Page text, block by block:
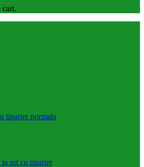
cart.
tiparire normala
la set cu tiparire